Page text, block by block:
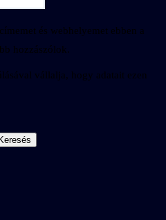
és webhelyemet ebben a
hozzászólok.
vállalja, hogy adatait ezen